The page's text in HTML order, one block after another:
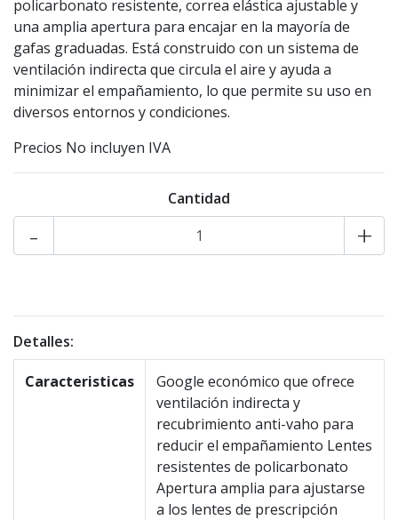
policarbonato resistente, correa elástica ajustable y
una amplia apertura para encajar en la mayoría de
gafas graduadas. Está construido con un sistema de
ventilación indirecta que circula el aire y ayuda a
minimizar el empañamiento, lo que permite su uso en
diversos entornos y condiciones.
Precios No incluyen IVA
Cantidad
+
-
Detalles:
Caracteristicas
Google económico que ofrece
ventilación indirecta y
recubrimiento anti-vaho para
reducir el empañamiento Lentes
resistentes de policarbonato
Apertura amplia para ajustarse
a los lentes de prescripción